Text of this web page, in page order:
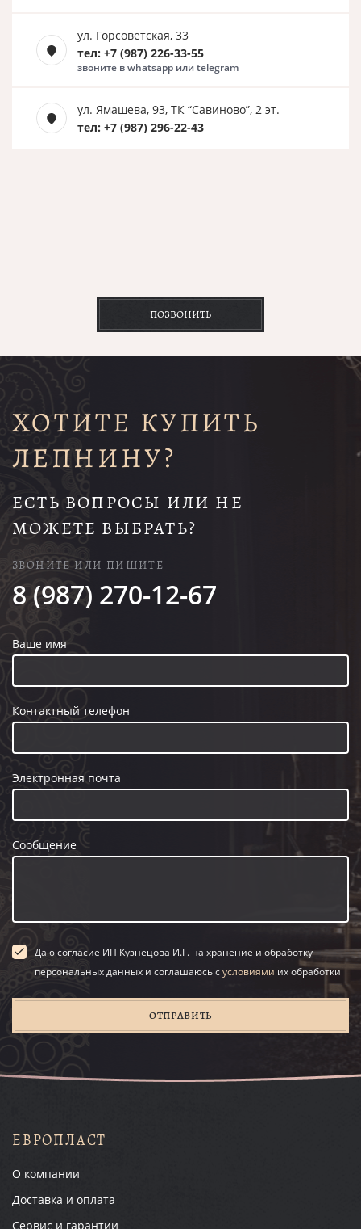
ул. Горсоветская, 33
тел: +7 (987) 226-33-55
звоните в whatsapp или telegram
ул. Ямашева, 93, ТК “Савиново”, 2 эт.
тел: +7 (987) 296-22-43
ПОЗВОНИТЬ
ХОТИТЕ КУПИТЬ
ЛЕПНИНУ?
ЕСТЬ ВОПРОСЫ ИЛИ НЕ
МОЖЕТЕ ВЫБРАТЬ?
ЗВОНИТЕ ИЛИ ПИШИТЕ
8 (987) 270-12-67
Ваше имя
Контактный телефон
Электронная почта
Сообщение
Даю согласие ИП Кузнецова И.Г. на хранение и обработку
персональных данных и соглашаюсь сусловиями их обработки
ОТПРАВИТЬ
ЕВРОПЛАСТ
О компании
Доставка и оплата
Сервис и гарантии